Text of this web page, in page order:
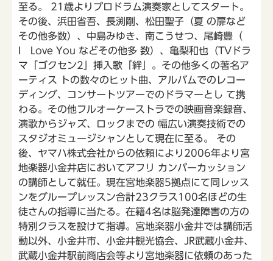
至る。 21歳よりプロドラム演奏家としてスタート。
その後、浜田省吾、長渕剛、松田聖子（夏 の扉など
その他多数）、中島みゆき、南こうせつ、尾崎豊（
I Love You などその他多 数）、亀梨和也（TVドラ
マ「ゴクセン2」挿入歌「絆」。その他多くの著名ア
ーティス トの数々のヒット曲、アルバムでのレコー
ディング、コンサートツアーでのドラマーとし て携
わる。その他フルオーケーストラでの映画音楽録音、
演歌からジャズ、ロックまでの 幅広い演奏技術での
スタジオミュージシャンとして現在に至る。 その
後、ヤマハ株式会社からの依頼により2006年より宮
地楽器小金井店においてアフリ カンパーカッション
の講師として就任。現在宮地楽器5拠点にて同レッス
ンをグループレッスン合計23クラス100名ほどの生
徒さんの指導に当たる。在籍4名は脳発達障害の方の
特別クラスを設けて指導。宮地楽器小金井では講師活
動以外、小金井市、小金井観光協会、JR武蔵小金井、
武蔵小金井駅前商店会等より宮地楽器に依頼のあった